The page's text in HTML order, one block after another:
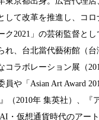
して改革を推進し、コ
2021」の芸術監督と
れ、台北當代藝術館（
ラボレーション展（
や「Asian Art Award
（2010年 集英社）、『
・仮想通貨時代のアー